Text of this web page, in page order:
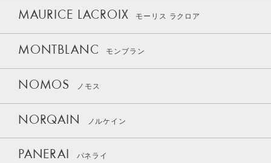
MAURICE LACROIX モーリス ラクロア
MONTBLANC モンブラン
NOMOS ノモス
NORQAIN ノルケイン
PANERAI パネライ